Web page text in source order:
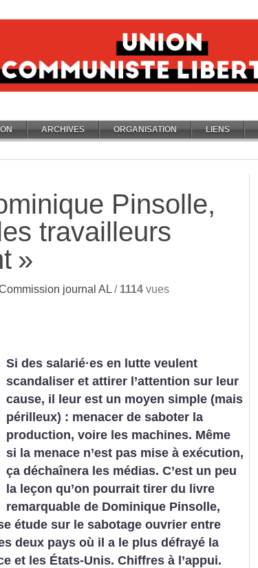
ARCHIVES ORGANISATION LIENS
Pinsolle,
travailleurs
»
journal AL / 1114 vues
Si des salarié·es en lutte ­veulent
scandaliser et attirer l’attention sur leur
cause, il leur est un moyen simple (mais
périlleux) : menacer de saboter la
production, voire les machines. Même
si la menace n’est pas mise à exécution,
ça déchaînera les médias. C’est un peu
la leçon qu’on pourrait tirer du livre
remarquable de Dominique ­Pinsolle,
étude sur le sabotage ouvrier ­entre
deux pays où il a le plus défrayé la
et les États-Unis. Chiffres à l’appui.